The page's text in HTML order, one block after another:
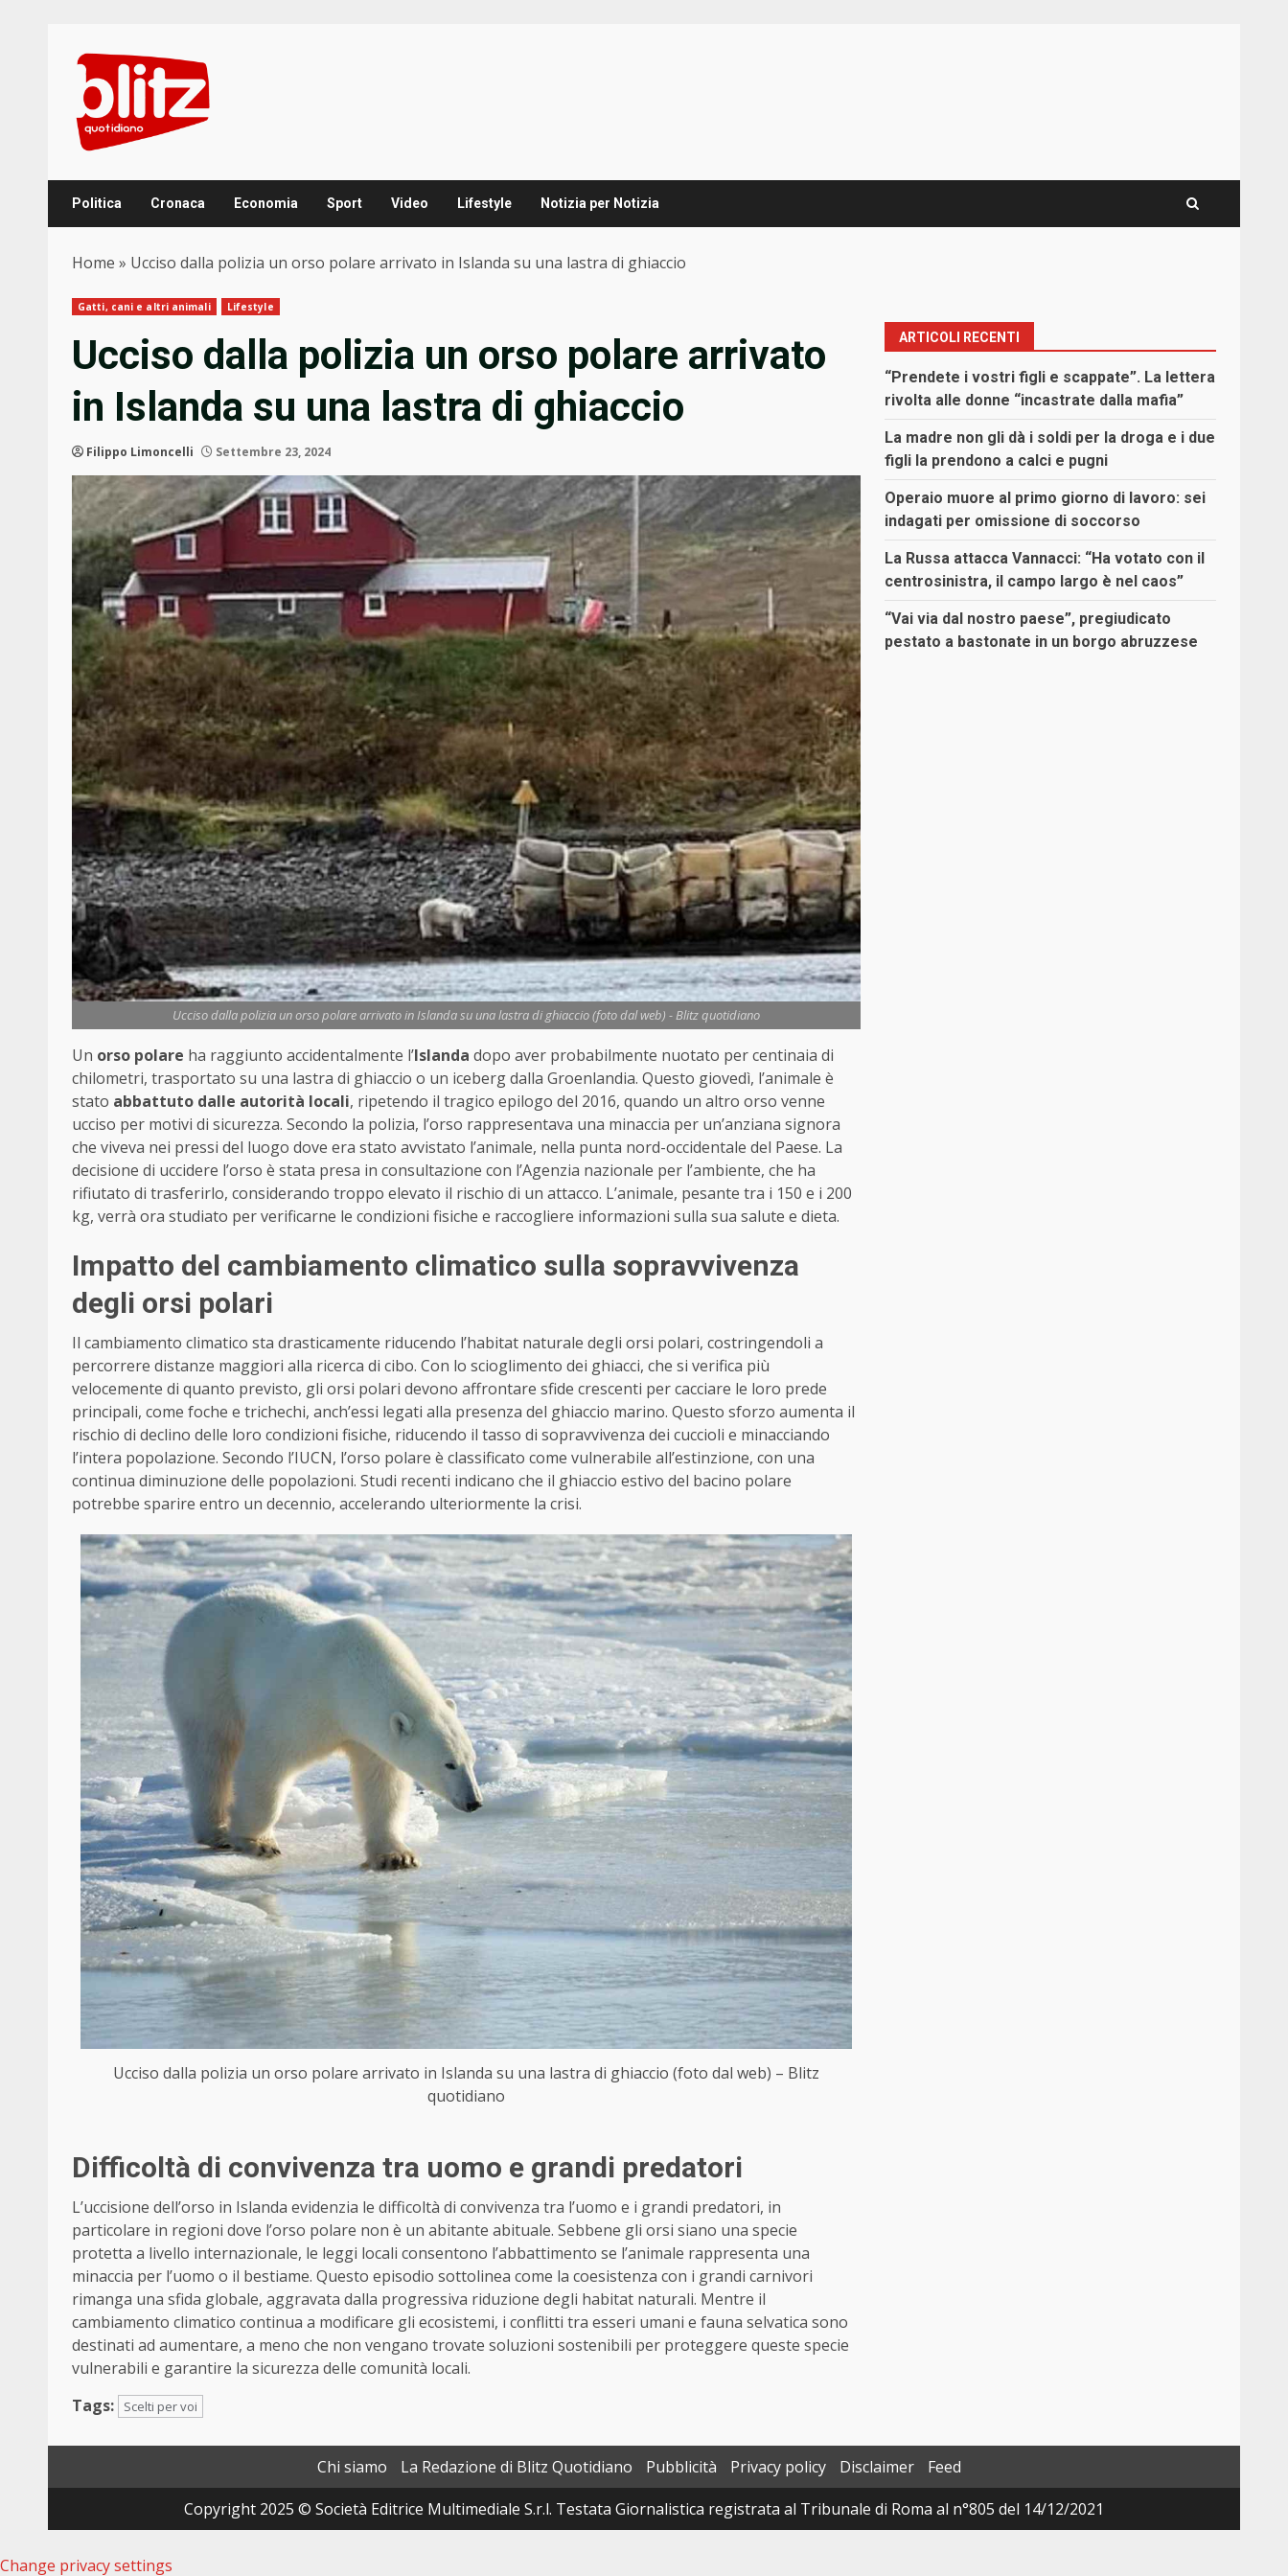
content
Politica Cronaca Economia Sport Video Lifestyle Notizia per Notizia
Home » Ucciso dalla polizia un orso polare arrivato in Islanda su una lastra di ghiaccio
Gatti, cani e altri animali Lifestyle
Ucciso dalla polizia un orso polare arrivato
in Islanda su una lastra di ghiaccio
Filippo Limoncelli Settembre 23, 2024
Ucciso dalla polizia un orso polare arrivato in Islanda su una lastra di ghiaccio (foto dal web) - Blitz quotidiano
Un orso polare ha raggiunto accidentalmente l’Islanda dopo aver probabilmente nuotato per centinaia di
chilometri, trasportato su una lastra di ghiaccio o un iceberg dalla Groenlandia. Questo giovedì, l’animale è
stato abbattuto dalle autorità locali, ripetendo il tragico epilogo del 2016, quando un altro orso venne
ucciso per motivi di sicurezza. Secondo la polizia, l’orso rappresentava una minaccia per un’anziana signora
che viveva nei pressi del luogo dove era stato avvistato l’animale, nella punta nord-occidentale del Paese. La
decisione di uccidere l’orso è stata presa in consultazione con l’Agenzia nazionale per l’ambiente, che ha
rifiutato di trasferirlo, considerando troppo elevato il rischio di un attacco. L’animale, pesante tra i 150 e i 200
kg, verrà ora studiato per verificarne le condizioni fisiche e raccogliere informazioni sulla sua salute e dieta.
Impatto del cambiamento climatico sulla sopravvivenza
degli orsi polari
Il cambiamento climatico sta drasticamente riducendo l’habitat naturale degli orsi polari, costringendoli a
percorrere distanze maggiori alla ricerca di cibo. Con lo scioglimento dei ghiacci, che si verifica più
velocemente di quanto previsto, gli orsi polari devono affrontare sfide crescenti per cacciare le loro prede
principali, come foche e trichechi, anch’essi legati alla presenza del ghiaccio marino. Questo sforzo aumenta il
rischio di declino delle loro condizioni fisiche, riducendo il tasso di sopravvivenza dei cuccioli e minacciando
l’intera popolazione. Secondo l’IUCN, l’orso polare è classificato come vulnerabile all’estinzione, con una
continua diminuzione delle popolazioni. Studi recenti indicano che il ghiaccio estivo del bacino polare
potrebbe sparire entro un decennio, accelerando ulteriormente la crisi.
Ucciso dalla polizia un orso polare arrivato in Islanda su una lastra di ghiaccio (foto dal web) – Blitz
quotidiano
Difficoltà di convivenza tra uomo e grandi predatori
L’uccisione dell’orso in Islanda evidenzia le difficoltà di convivenza tra l’uomo e i grandi predatori, in
particolare in regioni dove l’orso polare non è un abitante abituale. Sebbene gli orsi siano una specie
protetta a livello internazionale, le leggi locali consentono l’abbattimento se l’animale rappresenta una
minaccia per l’uomo o il bestiame. Questo episodio sottolinea come la coesistenza con i grandi carnivori
rimanga una sfida globale, aggravata dalla progressiva riduzione degli habitat naturali. Mentre il
cambiamento climatico continua a modificare gli ecosistemi, i conflitti tra esseri umani e fauna selvatica sono
destinati ad aumentare, a meno che non vengano trovate soluzioni sostenibili per proteggere queste specie
vulnerabili e garantire la sicurezza delle comunità locali.
Tags:
Scelti per voi
ARTICOLI RECENTI
“Prendete i vostri figli e scappate”. La lettera
rivolta alle donne “incastrate dalla mafia”
La madre non gli dà i soldi per la droga e i due
figli la prendono a calci e pugni
Operaio muore al primo giorno di lavoro: sei
indagati per omissione di soccorso
La Russa attacca Vannacci: “Ha votato con il
centrosinistra, il campo largo è nel caos”
“Vai via dal nostro paese”, pregiudicato
pestato a bastonate in un borgo abruzzese
Chi siamo La Redazione di Blitz Quotidiano Pubblicità Privacy policy Disclaimer
Feed
Copyright 2025 © Società Editrice Multimediale S.r.l. Testata Giornalistica registrata al Tribunale di Roma al n°805 del 14/12/2021
Change privacy settings